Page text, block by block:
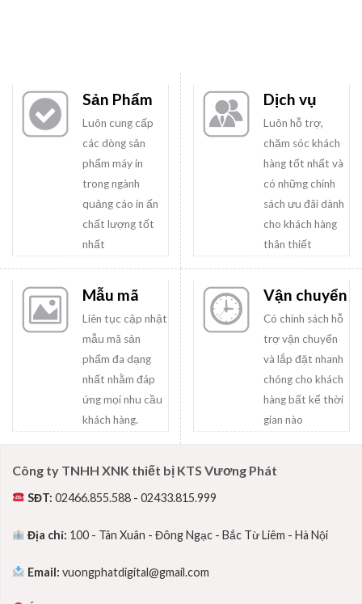
Sản Phẩm
Luôn cung cấp
các dòng sản
phẩm máy in
trong ngành
quảng cáo in ấn
chất lượng tốt
nhất
Dịch vụ
Luôn hỗ trợ,
chăm sóc khách
hàng tốt nhất và
có những chính
sách ưu đãi dành
cho khách hàng
thân thiết
Mẫu mã
Liên tục cập nhật
mẫu mã sản
phẩm đa dạng
nhất nhằm đáp
ứng mọi nhu cầu
khách hàng.
Vận chuyển
Có chính sách hỗ
trợ vận chuyển
và lắp đặt nhanh
chóng cho khách
hàng bất kể thời
gian nào
Công ty TNHH XNK thiết bị KTS Vương Phát
SĐT: 02466.855.588 - 02433.815.999
Địa chỉ: 100 - Tân Xuân - Đông Ngạc - Bắc Từ Liêm - Hà Nội
Email: vuongphatdigital@gmail.com